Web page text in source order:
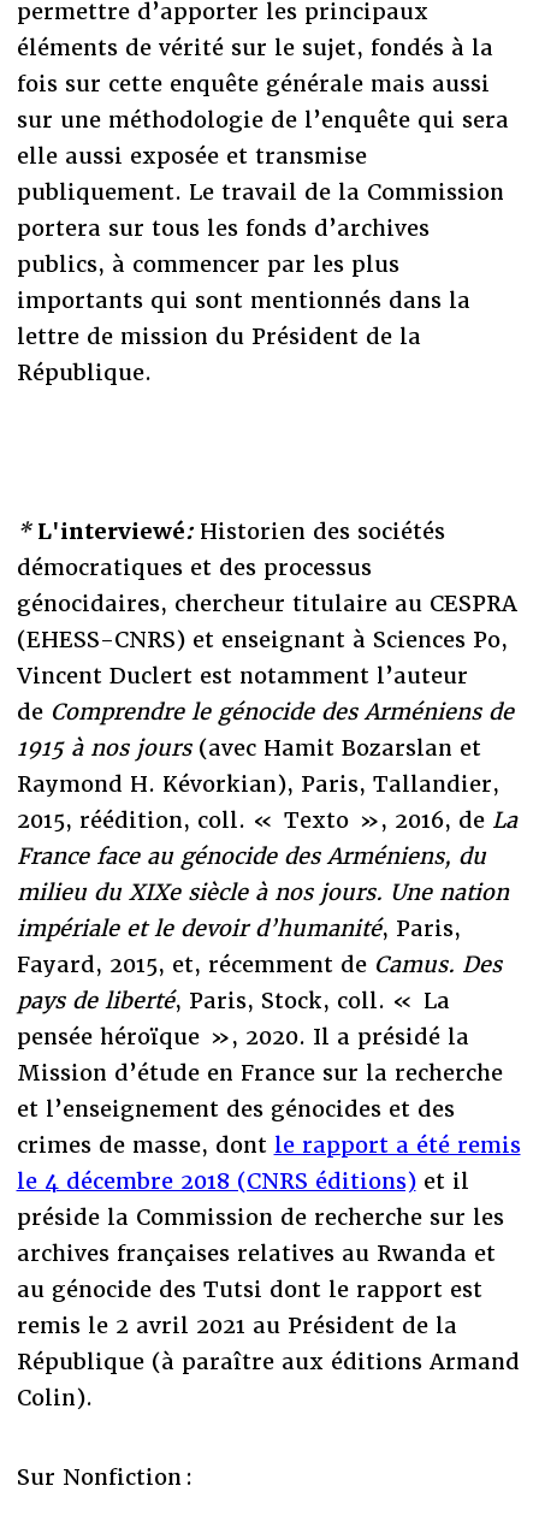
permettre d’apporter les principaux
éléments de vérité sur le sujet, fondés à la
fois sur cette enquête générale mais aussi
sur une méthodologie de l’enquête qui sera
elle aussi exposée et transmise
publiquement. Le travail de la Commission
portera sur tous les fonds d’archives
publics, à commencer par les plus
importants qui sont mentionnés dans la
lettre de mission du Président de la
République.
* L'interviewé: Historien des sociétés
démocratiques et des processus
génocidaires, chercheur titulaire au CESPRA
(EHESS-CNRS) et enseignant à Sciences Po,
Vincent Duclert est notamment l’auteur
de Comprendre le génocide des Arméniens de
1915 à nos jours(avec Hamit Bozarslan et
Raymond H. Kévorkian), Paris, Tallandier,
2015, réédition, coll. « Texto », 2016, de La
France face au génocide des Arméniens, du
milieu du XIXe siècle à nos jours. Une nation
impériale et le devoir d’humanité, Paris,
Fayard, 2015, et, récemment de Camus. Des
pays de liberté, Paris, Stock, coll. « La
pensée héroïque », 2020. Il a présidé la
Mission d’étude en France sur la recherche
et l’enseignement des génocides et des
crimes de masse, dont le rapport a été remis
le 4 décembre 2018 (CNRS éditions)et il
préside la Commission de recherche sur les
archives françaises relatives au Rwanda et
au génocide des Tutsi dont le rapport est
remis le 2 avril 2021 au Président de la
République (à paraître aux éditions Armand
Colin).
Sur Nonfiction :